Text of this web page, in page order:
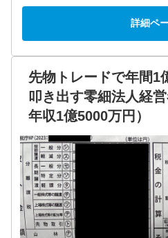
詳細ペ
先物トレードで年間1
叩き出す零細法人経
年収1億5000万円）